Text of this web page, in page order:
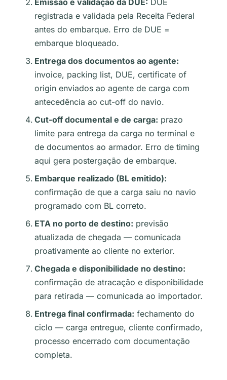
Emissão e validação da DUE: DUE
registrada e validada pela Receita Federal
antes do embarque. Erro de DUE =
embarque bloqueado.
Entrega dos documentos ao agente:
invoice, packing list, DUE, certificate of
origin enviados ao agente de carga com
antecedência ao cut-off do navio.
Cut-off documental e de carga: prazo
limite para entrega da carga no terminal e
de documentos ao armador. Erro de timing
aqui gera postergação de embarque.
Embarque realizado (BL emitido):
confirmação de que a carga saiu no navio
programado com BL correto.
ETA no porto de destino: previsão
atualizada de chegada — comunicada
proativamente ao cliente no exterior.
Chegada e disponibilidade no destino:
confirmação de atracação e disponibilidade
para retirada — comunicada ao importador.
Entrega final confirmada: fechamento do
ciclo — carga entregue, cliente confirmado,
processo encerrado com documentação
completa.